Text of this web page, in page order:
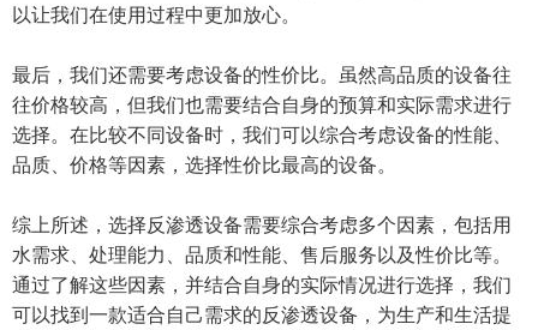
以让我们在使用过程中更加放心。
最后，我们还需要考虑设备的性价比。虽然高品质的设备往
往价格较高，但我们也需要结合自身的预算和实际需求进行
选择。在比较不同设备时，我们可以综合考虑设备的性能、
品质、价格等因素，选择性价比最高的设备。
综上所述，选择反渗透设备需要综合考虑多个因素，包括用
水需求、处理能力、品质和性能、售后服务以及性价比等。
通过了解这些因素，并结合自身的实际情况进行选择，我们
可以找到一款适合自己需求的反渗透设备，为生产和生活提